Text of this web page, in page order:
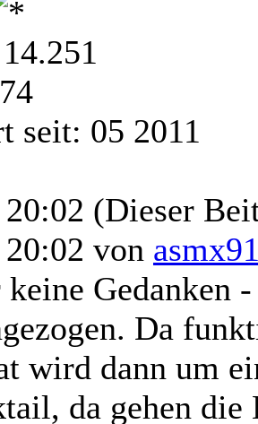
seit: 05 2011
(Dieser
von
Gedanken
Da
wird dann um
da gehen